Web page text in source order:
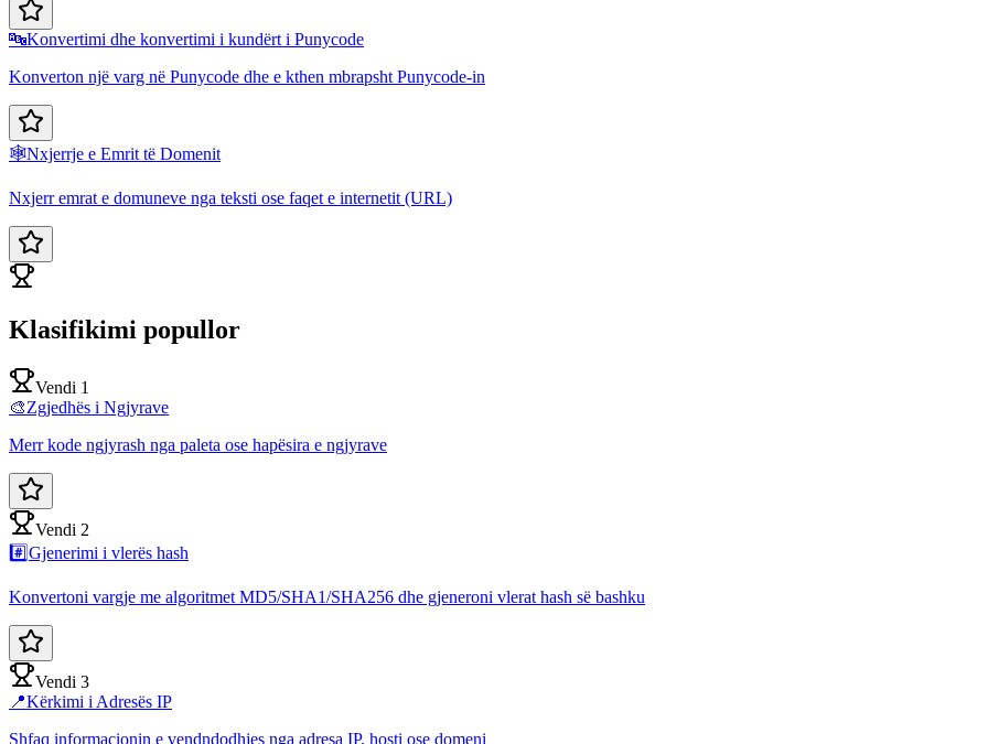
🔤Konvertimi dhe konvertimi i kundërt i Punycode
Konverton një varg në Punycode dhe e kthen mbrapsht Punycode-in
🕸️Nxjerrje e Emrit të Domenit
Nxjerr emrat e domuneve nga teksti ose faqet e internetit (URL)
Klasifikimi popullor
Vendi 1
🎨Zgjedhës i Ngjyrave
Merr kode ngjyrash nga paleta ose hapësira e ngjyrave
Vendi 2
#️⃣Gjenerimi i vlerës hash
Konvertoni vargje me algoritmet MD5/SHA1/SHA256 dhe gjeneroni vlerat hash së bashku
Vendi 3
📍Kërkimi i Adresës IP
Shfaq informacionin e vendndodhjes nga adresa IP, hosti ose domeni